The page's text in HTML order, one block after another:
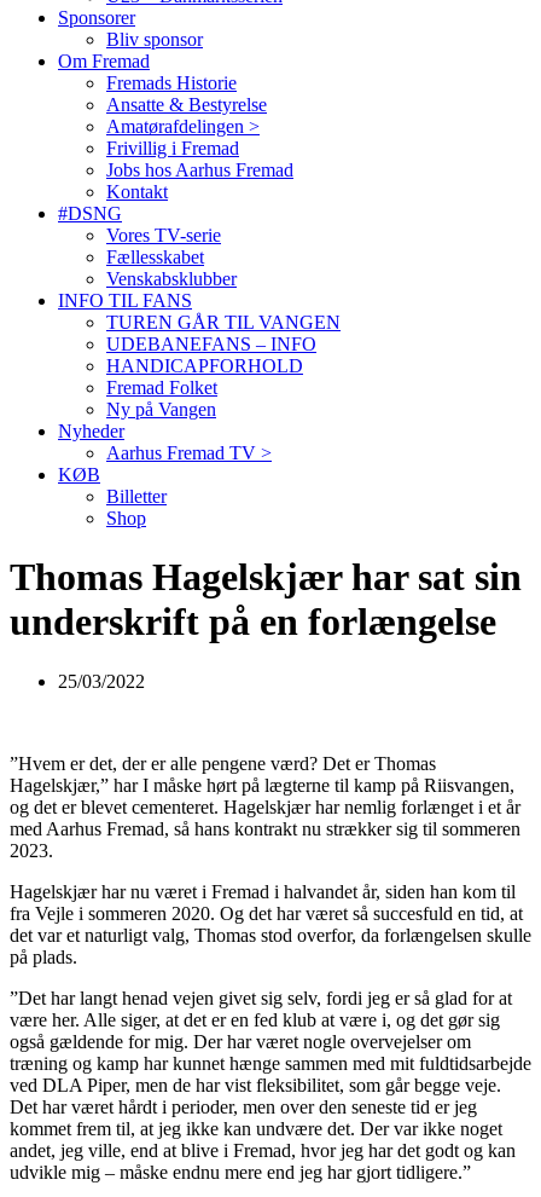
Sponsorer
Bliv sponsor
Om Fremad
Fremads Historie
Ansatte & Bestyrelse
Amatørafdelingen >
Frivillig i Fremad
Jobs hos Aarhus Fremad
Kontakt
#DSNG
Vores TV-serie
Fællesskabet
Venskabsklubber
INFO TIL FANS
TUREN GÅR TIL VANGEN
UDEBANEFANS – INFO
HANDICAPFORHOLD
Fremad Folket
Ny på Vangen
Nyheder
Aarhus Fremad TV >
KØB
Billetter
Shop
Thomas Hagelskjær har sat sin
underskrift på en forlængelse
25/03/2022
”Hvem er det, der er alle pengene værd? Det er Thomas
Hagelskjær,” har I måske hørt på lægterne til kamp på Riisvangen,
og det er blevet cementeret. Hagelskjær har nemlig forlænget i et år
med Aarhus Fremad, så hans kontrakt nu strækker sig til sommeren
2023.
Hagelskjær har nu været i Fremad i halvandet år, siden han kom til
fra Vejle i sommeren 2020. Og det har været så succesfuld en tid, at
det var et naturligt valg, Thomas stod overfor, da forlængelsen skulle
på plads.
”Det har langt henad vejen givet sig selv, fordi jeg er så glad for at
være her. Alle siger, at det er en fed klub at være i, og det gør sig
også gældende for mig. Der har været nogle overvejelser om
træning og kamp har kunnet hænge sammen med mit fuldtidsarbejde
ved DLA Piper, men de har vist fleksibilitet, som går begge veje.
Det har været hårdt i perioder, men over den seneste tid er jeg
kommet frem til, at jeg ikke kan undvære det. Der var ikke noget
andet, jeg ville, end at blive i Fremad, hvor jeg har det godt og kan
udvikle mig – måske endnu mere end jeg har gjort tidligere.”